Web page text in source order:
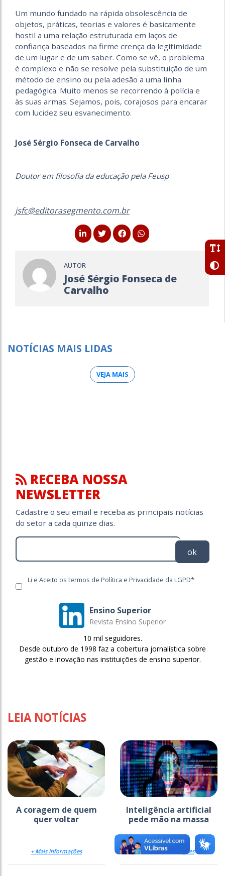
Um mundo fundado na rápida obsolescência de
objetos, práticas, teorias e valores é basicamente
hostil a uma relação estruturada em laços de
confiança baseados na firme crença da legitimidade
de um lugar e de um saber. Como se vê, o problema
é complexo e não se resolve pela substituição de um
método de ensino ou pela adesão a uma linha
pedagógica. Muito menos se recorrendo à polícia e
às suas armas. Sejamos, pois, corajosos para encarar
com lucidez seu esvanecimento.
José Sérgio Fonseca de Carvalho
Doutor em filosofia da educação pela Feusp
jsfc@editorasegmento.com.br
AUTOR
José Sérgio Fonseca de
Carvalho
NOTÍCIAS MAIS LIDAS
VEJA MAIS
RECEBA NOSSA
NEWSLETTER
Cadastre o seu email e receba as principais notícias
do setor a cada quinze dias.
ok
Li e Aceito os termos de Política e Privacidade da LGPD*
Ensino Superior
Revista Ensino Superior
10 mil seguidores.
Desde outubro de 1998 faz a cobertura jornalística sobre
gestão e inovação nas instituições de ensino superior.
LEIA NOTÍCIAS
A coragem de quem
quer voltar
+ Mais Informações
Inteligência artificial
pede mão na massa
+ Mais Informações